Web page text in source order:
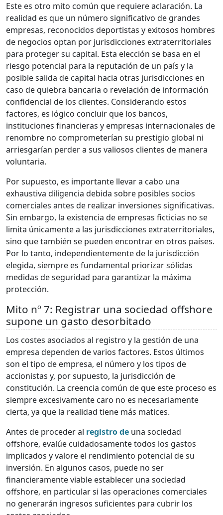
Este es otro mito común que requiere aclaración. La
realidad es que un número significativo de grandes
empresas, reconocidos deportistas y exitosos hombres
de negocios optan por jurisdicciones extraterritoriales
para proteger su capital. Esta elección se basa en el
riesgo potencial para la reputación de un país y la
posible salida de capital hacia otras jurisdicciones en
caso de quiebra bancaria o revelación de información
confidencial de los clientes. Considerando estos
factores, es lógico concluir que los bancos,
instituciones financieras y empresas internacionales de
renombre no comprometerían su prestigio global ni
arriesgarían perder a sus valiosos clientes de manera
voluntaria.
Por supuesto, es importante llevar a cabo una
exhaustiva diligencia debida sobre posibles socios
comerciales antes de realizar inversiones significativas.
Sin embargo, la existencia de empresas ficticias no se
limita únicamente a las jurisdicciones extraterritoriales,
sino que también se pueden encontrar en otros países.
Por lo tanto, independientemente de la jurisdicción
elegida, siempre es fundamental priorizar sólidas
medidas de seguridad para garantizar la máxima
protección.
Mito nº 7: Registrar una sociedad offshore
supone un gasto desorbitado
Los costes asociados al registro y la gestión de una
empresa dependen de varios factores. Estos últimos
son el tipo de empresa, el número y los tipos de
accionistas y, por supuesto, la jurisdicción de
constitución. La creencia común de que este proceso es
siempre excesivamente caro no es necesariamente
cierta, ya que la realidad tiene más matices.
Antes de proceder al registro de una sociedad
offshore, evalúe cuidadosamente todos los gastos
implicados y valore el rendimiento potencial de su
inversión. En algunos casos, puede no ser
financieramente viable establecer una sociedad
offshore, en particular si las operaciones comerciales
no generarán ingresos suficientes para cubrir los